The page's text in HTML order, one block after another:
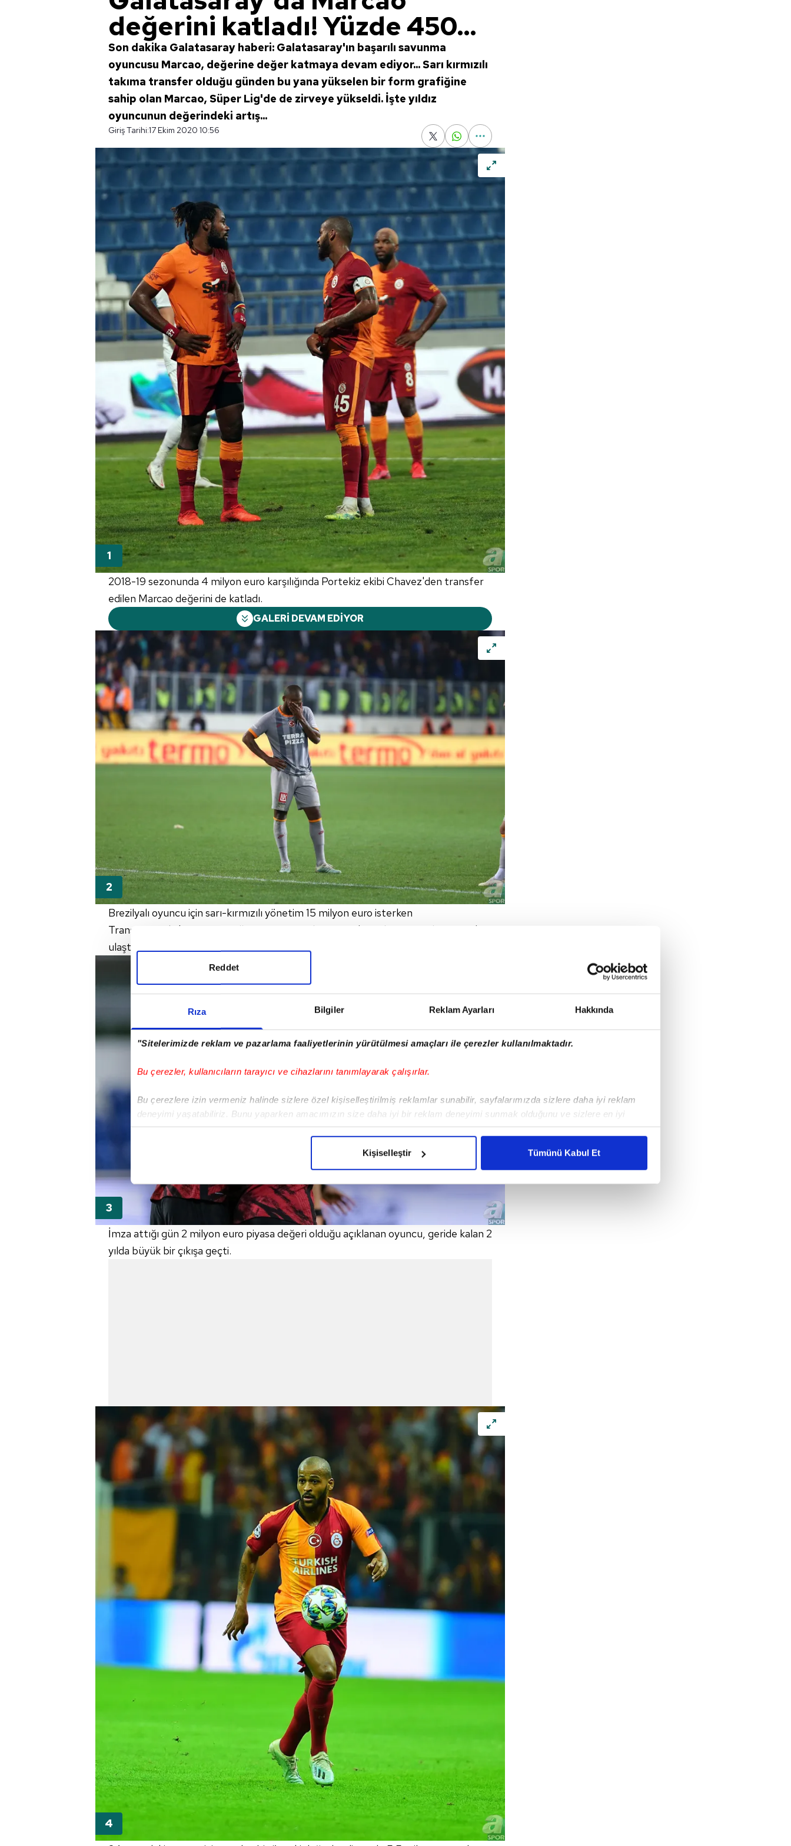
Rıza Bilgiler Reklam Ayarları Hakkında
"Sitelerimizde reklam ve pazarlama faaliyetlerinin yürütülmesi amaçları ile çerezler kullanılmaktadır.
Bu çerezler, kullanıcıların tarayıcı ve cihazlarını tanımlayarak çalışırlar.
Bu çerezlere izin vermeniz halinde sizlere özel kişiselleştirilmiş reklamlar sunabilir, sayfalarımızda sizlere daha iyi reklam
deneyimi yaşatabiliriz. Bunu yaparken amacımızın size daha iyi bir reklam deneyimi sunmak olduğunu ve sizlere en iyi
içerikleri sunabilmek adına elimizden gelen çabayı gösterdiğimizi ve bu noktada, reklamların maliyetlerimizi karşılamak
Her halükârda, kullanıcılar, bu çerezlere izin vermedikleri takdirde, kullanıcılara hedefli reklamlar gösterilmeyecektir."
Sizlere daha iyi bir hizmet sunabilmek için İnternet Sitemizde kendimize ve üçüncü kişilere ait çerezler kullanılmaktadır. Bu
çerezler vasıtasıyla çeşitli kişisel verileriniz işlenmekte olup gerekli olan çerezler bilgi toplumu hizmetlerinin sunulması
amacıyla kullanılmaktadır. Diğer çerezler, sitemizin daha işlevsel kılınması ve kişiselleştirilmesi ve sizlere yönelik
reklam/pazarlama faaliyetlerinin yapılması, amaçlarıyla sınırlı olarak açık rızanız dahilinde kullanılacaktır.
Reddet
Kişiselleştir Tümünü Kabul Et
değerini katladı! Yüzde 450...
Son dakika Galatasaray haberi: Galatasaray'ın başarılı savunma
oyuncusu Marcao, değerine değer katmaya devam ediyor... Sarı kırmızılı
takıma transfer olduğu günden bu yana yükselen bir form grafiğine
sahip olan Marcao, Süper Lig'de de zirveye yükseldi. İşte yıldız
oyuncunun değerindeki artış...
Giriş Tarihi:17 Ekim 2020 10:56
2018-19 sezonunda 4 milyon euro karşılığında Portekiz ekibi Chavez'den transfer
edilen Marcao değerini de katladı.
GALERİ DEVAM EDİYOR
Brezilyalı oyuncu için sarı-kırmızılı yönetim 15 milyon euro isterken
Transfermarkt'ın son güncellemesine göre de Marcao'nun değeri 9 milyon euro'ya
ulaştı.
İmza attığı gün 2 milyon euro piyasa değeri olduğu açıklanan oyuncu, geride kalan 2
yılda büyük bir çıkışa geçti.